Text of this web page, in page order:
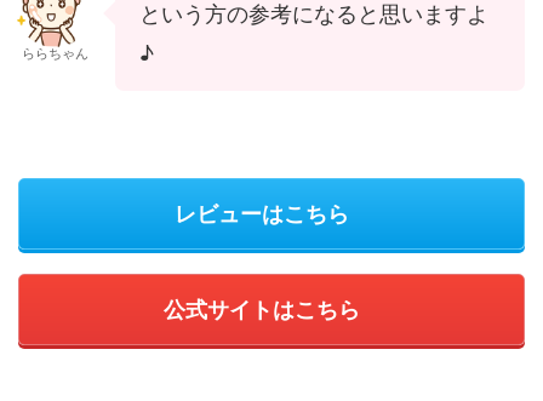
ららちゃん
という方の参考になると思いますよ
♪
レビューはこちら
公式サイトはこちら